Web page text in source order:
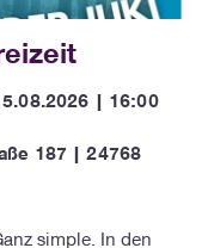
| 16:00
187 | 24768
simple. In den